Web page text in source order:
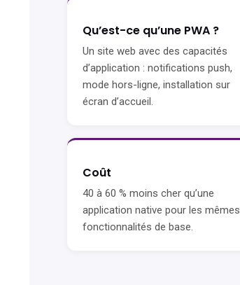
Qu’est-ce qu’une PWA ?
Un site web avec des capacités
d’application : notifications push,
mode hors-ligne, installation sur
écran d’accueil.
Coût
40 à 60 % moins cher qu’une
application native pour les mêmes
fonctionnalités de base.